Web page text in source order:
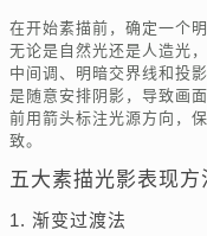
在开始素描前，确定一个
无论是自然光还是人造光
中间调、明暗交界线和投
是随意安排阴影，导致画
前用箭头标注光源方向，
致。
五大素描光影表现方
1. 渐变过渡法